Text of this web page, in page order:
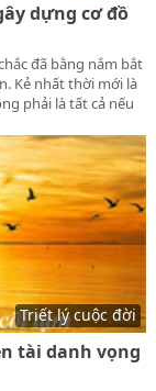
dựng cơ đồ
đã bằng nắm bắt
Kẻ nhất thời mới là
phải là tất cả nếu
Triết lý cuộc đời
tài danh vọng